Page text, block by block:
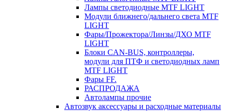
Лампы светодиодные MTF LIGHT
Модули ближнего/дальнего света MTF
LIGHT
Фары/Прожектора/Линзы/ДХО MTF
LIGHT
Блоки CAN-BUS, контроллеры,
модули для ПТФ и светодиодных ламп
MTF LIGHT
Фары FF.
РАСПРОДАЖА
Автолампы прочие
Автозвук аксессуары и расходные материалы